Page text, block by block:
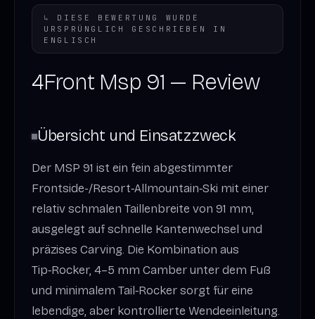
↳ DIESE BEWERTUNG WURDE
URSPRÜNGLICH GESCHRIEBEN IN
ENGLISCH
4Front Msp 91 — Review
Übersicht und Einsatzzweck
Der MSP 91 ist ein fein abgestimmter
Frontside-/Resort‑Allmountain‑Ski mit einer
relativ schmalen Taillenbreite von 91 mm,
ausgelegt auf schnelle Kantenwechsel und
präzises Carving. Die Kombination aus
Tip‑Rocker, 4–5 mm Camber unter dem Fuß
und minimalem Tail‑Rocker sorgt für eine
lebendige, aber kontrollierte Wendeeinleitung.